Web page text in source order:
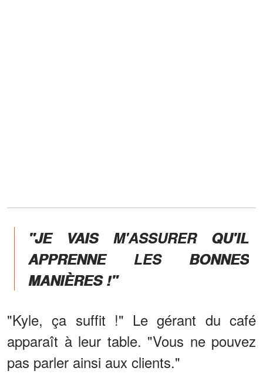
"JE VAIS M'ASSURER QU'IL
APPRENNE LES BONNES
MANIÈRES !"
"Kyle, ça suffit !" Le gérant du café
apparaît à leur table. "Vous ne pouvez
pas parler ainsi aux clients."